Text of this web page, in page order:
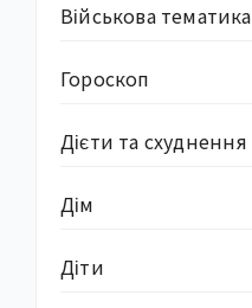
Військова тематика
Гороскоп
Дієти та схуднення
Дім
Діти